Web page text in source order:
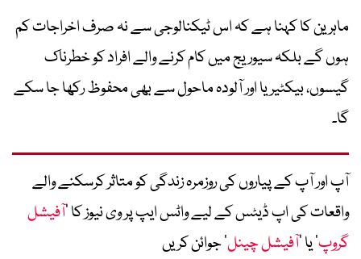
ماہرین کا کہنا ہے کہ اس ٹیکنالوجی سے نہ صرف اخراجات کم
ہوں گے بلکہ سیوریج میں کام کرنے والے افراد کو خطرناک
گیسوں، بیکٹیریا اور آلودہ ماحول سے بھی محفوظ رکھا جا سکے
گا۔
آپ اور آپ کے پیاروں کی روزمرہ زندگی کو متاثر کرسکنے والے
واقعات کی اپ ڈیٹس کے لیے واٹس ایپ پر وی نیوز کا ’آفیشل
گروپ‘ یا ’آفیشل چینل‘ جوائن کریں